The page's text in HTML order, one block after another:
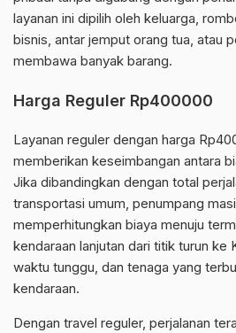
layanan ini dipilih oleh keluarga,
bisnis, antar jemput orang tua, atau
membawa banyak barang.
Harga Reguler Rp400000
Layanan reguler dengan harga
memberikan keseimbangan antara
Jika dibandingkan dengan total
transportasi umum, penumpang
memperhitungkan biaya menuju
kendaraan lanjutan dari titik turun ke
waktu tunggu, dan tenaga yang
kendaraan.
Dengan travel reguler, perjalanan